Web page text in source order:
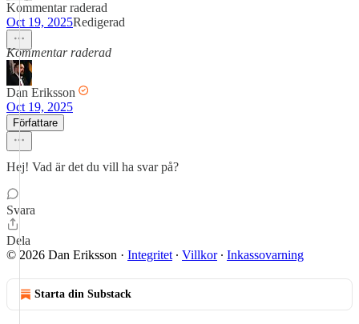
Kommentar raderad
Oct 19, 2025Redigerad
Kommentar raderad
Dan Eriksson
Oct 19, 2025
Författare
Hej! Vad är det du vill ha svar på?
Svara
Dela
© 2026 Dan Eriksson · Integritet ∙ Villkor∙ Inkassovarning
Starta din Substack